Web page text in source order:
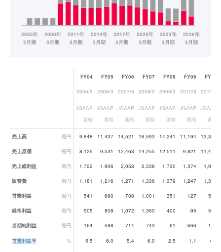
業績データ一覧
FY04 FY05 FY06 FY07 FY08 FY09 FY10
2005/3 2006/3 2007/3 2008/3 2009/3 2010/3 2011/3
JGAAP
連結
JGAAP
連結
JGAAP
連結
JGAAP
連結
JGAAP
連結
JGAAP
連結
JGAAP
連結
売上高 億円 9,848 11,437 14,521 16,593 14,241 11,194 13,340
売上原価 億円 8,125 9,531 12,463 14,255 12,511 9,821 11,411
売上総利益 億円 1,722 1,906 2,058 2,338 1,730 1,374 1,929
販管費 億円 1,181 1,216 1,271 1,336 1,379 1,247 1,356
営業利益 億円 541 690 788 1,001 351 127 573
経常利益 億円 505 808 1,072 1,360 400 -95 564
当期純利益 億円 164 588 714 743 61 -666 143
営業利益率 % 5.5 6.0 5.4 6.0 2.5 1.1 4.3